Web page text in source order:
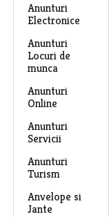
Anunturi
Electronice
Anunturi
Locuri de
munca
Anunturi
Online
Anunturi
Servicii
Anunturi
Turism
Anvelope si
Jante